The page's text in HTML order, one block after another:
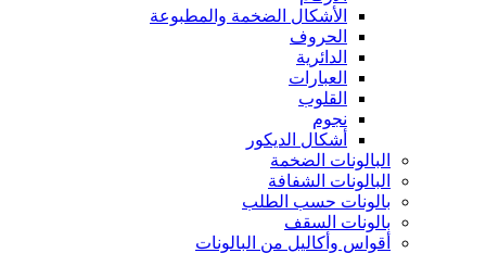
الأشكال الضخمة والمطبوعة
الحروف
الدائرية
العبارات
القلوب
نجوم
أشكال الديكور
البالونات الضخمة
البالونات الشفافة
بالونات حسب الطلب
بالونات السقف
أقواس وأكاليل من البالونات